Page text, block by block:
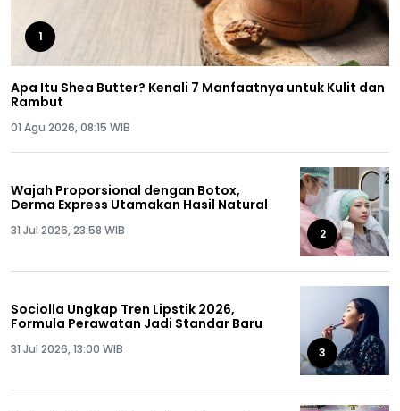
1
Apa Itu Shea Butter? Kenali 7 Manfaatnya untuk Kulit dan
Rambut
01 Agu 2026, 08:15 WIB
Wajah Proporsional dengan Botox,
Derma Express Utamakan Hasil Natural
31 Jul 2026, 23:58 WIB 2
Sociolla Ungkap Tren Lipstik 2026,
Formula Perawatan Jadi Standar Baru
31 Jul 2026, 13:00 WIB 3